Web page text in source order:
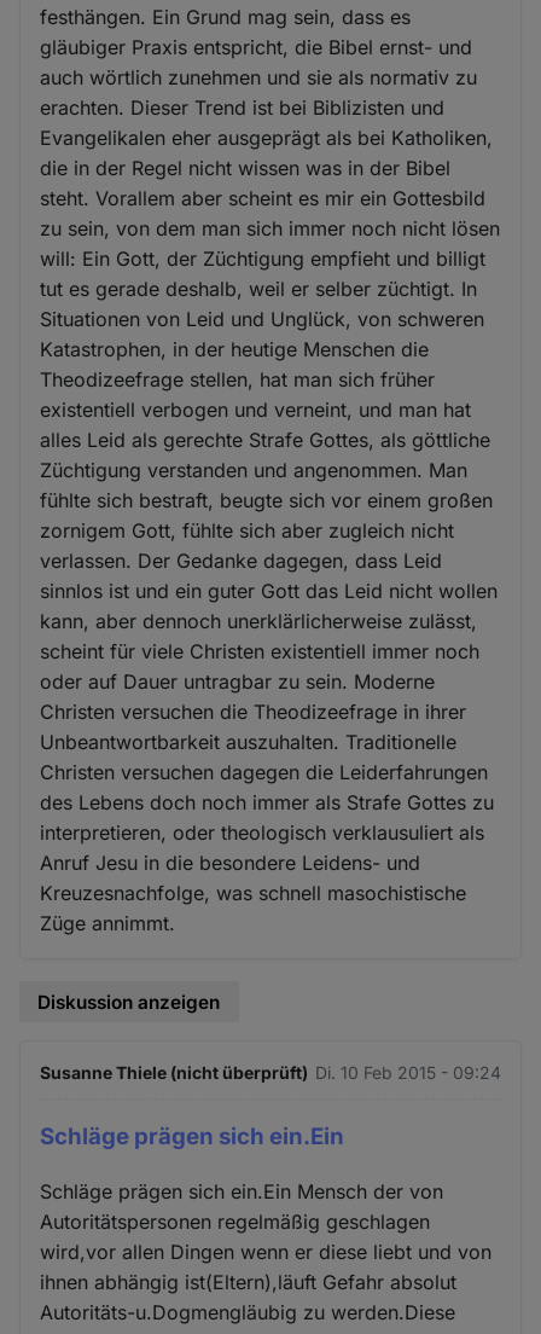
festhängen. Ein Grund mag sein, dass es
gläubiger Praxis entspricht, die Bibel ernst- und
auch wörtlich zunehmen und sie als normativ zu
erachten. Dieser Trend ist bei Biblizisten und
Evangelikalen eher ausgeprägt als bei Katholiken,
die in der Regel nicht wissen was in der Bibel
steht. Vorallem aber scheint es mir ein Gottesbild
zu sein, von dem man sich immer noch nicht lösen
will: Ein Gott, der Züchtigung empfieht und billigt
tut es gerade deshalb, weil er selber züchtigt. In
Situationen von Leid und Unglück, von schweren
Katastrophen, in der heutige Menschen die
Theodizeefrage stellen, hat man sich früher
existentiell verbogen und verneint, und man hat
alles Leid als gerechte Strafe Gottes, als göttliche
Züchtigung verstanden und angenommen. Man
fühlte sich bestraft, beugte sich vor einem großen
zornigem Gott, fühlte sich aber zugleich nicht
verlassen. Der Gedanke dagegen, dass Leid
sinnlos ist und ein guter Gott das Leid nicht wollen
kann, aber dennoch unerklärlicherweise zulässt,
scheint für viele Christen existentiell immer noch
oder auf Dauer untragbar zu sein. Moderne
Christen versuchen die Theodizeefrage in ihrer
Unbeantwortbarkeit auszuhalten. Traditionelle
Christen versuchen dagegen die Leiderfahrungen
des Lebens doch noch immer als Strafe Gottes zu
interpretieren, oder theologisch verklausuliert als
Anruf Jesu in die besondere Leidens- und
Kreuzesnachfolge, was schnell masochistische
Züge annimmt.
Diskussion anzeigen
Susanne Thiele (nicht überprüft) Di. 10 Feb 2015 - 09:24
Schläge prägen sich ein.Ein
Schläge prägen sich ein.Ein Mensch der von
Autoritätspersonen regelmäßig geschlagen
wird,vor allen Dingen wenn er diese liebt und von
ihnen abhängig ist(Eltern),läuft Gefahr absolut
Autoritäts-u.Dogmengläubig zu werden.Diese